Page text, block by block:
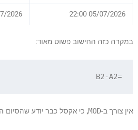
05/07/2026 22:00
06:00
במקרה כזה החישוב פשוט מאוד:
=B2-A2
אין צורך ב-MOD, כי אקסל כבר יודע